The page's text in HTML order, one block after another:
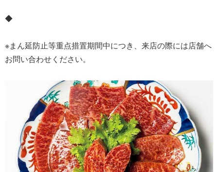
◆
※まん延防止等重点措置期間中につき、来店の際には店舗へ
お問い合わせください。